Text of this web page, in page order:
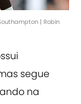
| Robin
segue
na